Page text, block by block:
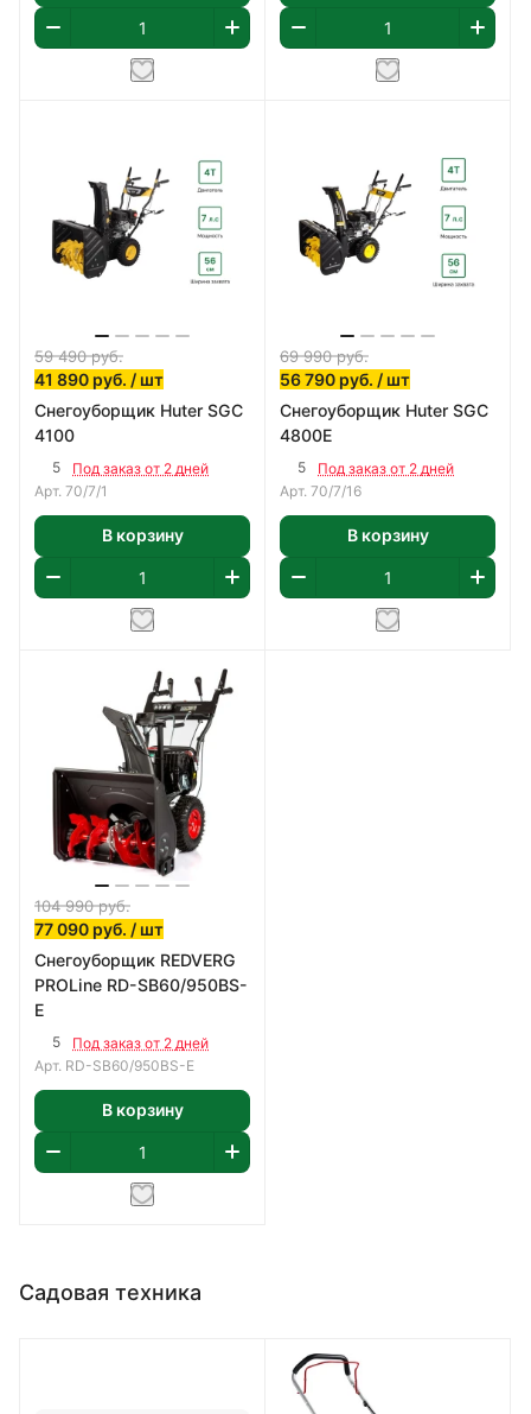
59 490руб.
41 890 руб. / шт
Снегоуборщик Huter SGC
4100
5
Под заказ от 2 дней
Арт. 70/7/1
В корзину
69 990руб.
56 790 руб. / шт
Снегоуборщик Huter SGC
4800E
5
Под заказ от 2 дней
Арт. 70/7/16
В корзину
104 990руб.
77 090 руб. / шт
Снегоуборщик REDVERG
PROLine RD-SB60/950BS-
E
5
Под заказ от 2 дней
Арт. RD-SB60/950BS-E
В корзину
Садовая техника